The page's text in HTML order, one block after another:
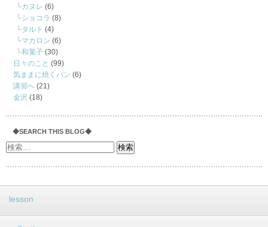
カヌレ (6)
ショコラ (8)
タルト (4)
マカロン (6)
和菓子 (30)
日々のこと (99)
気ままに焼くパン (6)
講習へ (21)
金沢 (18)
◆SEARCH THIS BLOG◆
lesson